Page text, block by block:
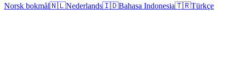
Norsk bokmål🇳🇱Nederlands🇮🇩Bahasa Indonesia🇹🇷Türkçe